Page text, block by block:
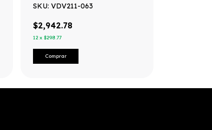
SKU: VDV211-063
$2,942.78
12 x $298.77